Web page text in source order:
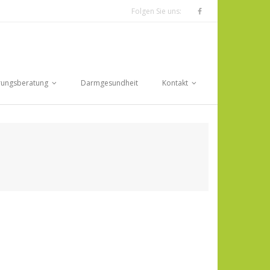
Folgen Sie uns:
Darmgesundheit Kontakt